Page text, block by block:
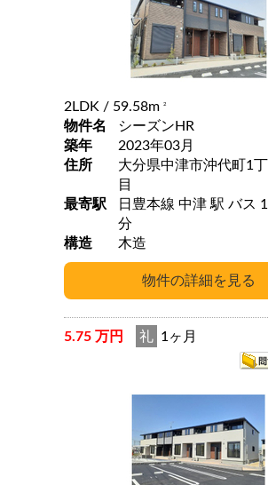
2LDK / 59.58m 2
物件名
シーズンHR
築年
2023年03月
住所
大分県中津市沖代町1丁
目
最寄駅
日豊本線 中津 駅 バス 12
分
構造
木造
5.75 万円 礼 1ヶ月